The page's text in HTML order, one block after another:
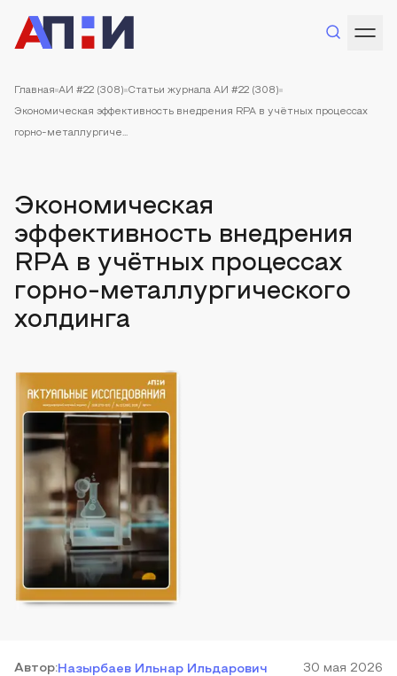
Главная АИ #22 (308) Статьи журнала АИ #22 (308)
Экономическая эффективность внедрения RPA в учётных процессах
горно-металлургиче...
Экономическая
эффективность внедрения
RPA в учётных процессах
горно-металлургического
холдинга
Автор:Назырбаев Ильнар Ильдарович 30 мая 2026